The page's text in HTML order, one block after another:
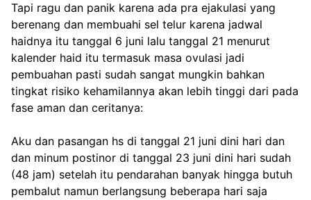
Tapi ragu dan panik karena ada pra ejakulasi yang
berenang dan membuahi sel telur karena jadwal
haidnya itu tanggal 6 juni lalu tanggal 21 menurut
kalender haid itu termasuk masa ovulasi jadi
pembuahan pasti sudah sangat mungkin bahkan
tingkat risiko kehamilannya akan lebih tinggi dari pada
fase aman dan ceritanya:
Aku dan pasangan hs di tanggal 21 juni dini hari dan
dan minum postinor di tanggal 23 juni dini hari sudah
(48 jam) setelah itu pendarahan banyak hingga butuh
pembalut namun berlangsung beberapa hari saja